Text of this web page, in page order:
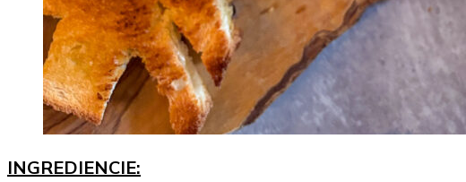
INGREDIENCIE: